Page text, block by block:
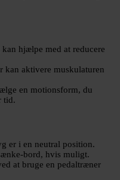
hjælpe med at reducere
kan aktivere muskulaturen
en motionsform, du
tid.
er i en neutral position.
bord, hvis muligt.
at bruge en pedaltræner